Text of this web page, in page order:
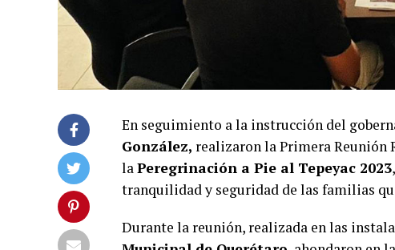
En seguimiento a la instrucción del
González, realizaron la Primera Reunión
laPeregrinación a Pie al Tepeyac 2023
tranquilidad y seguridad de las familias
Durante la reunión, realizada en las